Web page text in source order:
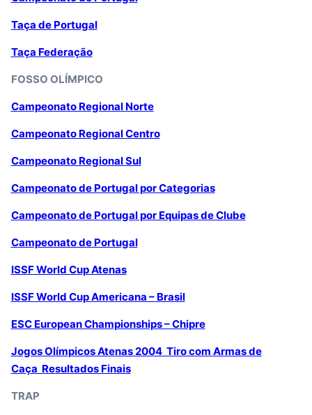
Taça de Portugal
Taça Federação
FOSSO OLÍMPICO
Campeonato Regional Norte
Campeonato Regional Centro
Campeonato Regional Sul
Campeonato de Portugal por Categorias
Campeonato de Portugal por Equipas de Clube
Campeonato de Portugal
ISSF World Cup Atenas
ISSF World Cup Americana – Brasil
ESC European Championships – Chipre
Jogos Olímpicos Atenas 2004 Tiro com Armas de
Caça Resultados Finais
TRAP